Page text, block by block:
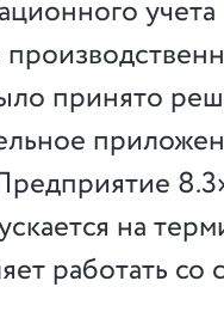
принято
на
работать